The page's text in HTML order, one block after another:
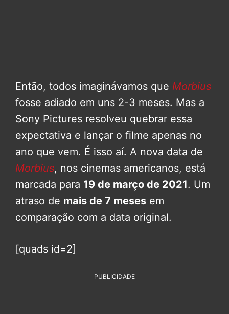
Então, todos imaginávamos que Morbius
fosse adiado em uns 2-3 meses. Mas a
Sony Pictures resolveu quebrar essa
expectativa e lançar o filme apenas no
ano que vem. É isso aí. A nova data de
Morbius, nos cinemas americanos, está
marcada para 19 de março de 2021. Um
atraso de mais de 7 meses em
comparação com a data original.
[quads id=2]
PUBLICIDADE